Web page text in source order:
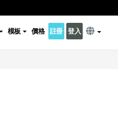
模板 價格 註冊 登入